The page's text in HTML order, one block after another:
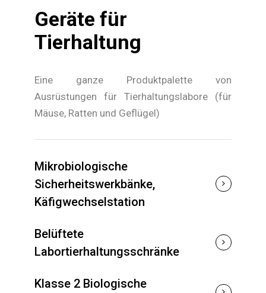
Geräte für
Tierhaltung
Eine ganze Produktpalette von
Ausrüstungen für Tierhaltungslabore (für
Mäuse, Ratten und Geflügel)
Mikrobiologische
Sicherheitswerkbänke,
Käfigwechselstation
Belüftete
Labortierhaltungsschränke
Klasse 2 Biologische